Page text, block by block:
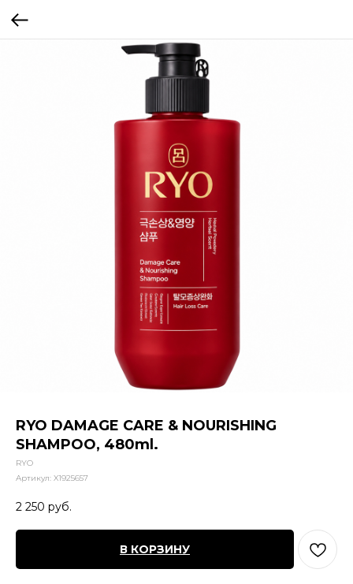
RYO DAMAGE CARE & NOURISHING
SHAMPOO, 480ml.
RYO
Артикул: X1925657
2 250 руб.
В КОРЗИНУ